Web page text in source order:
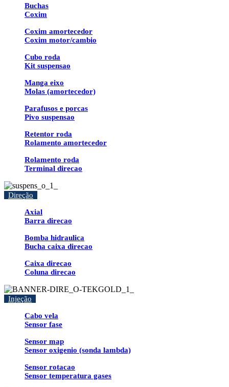
Buchas
Coxim
Coxim amortecedor
Coxim motor/cambio
Cubo roda
Kit suspensao
Manga eixo
Molas (amortecedor)
Parafusos e porcas
Pivo suspensao
Retentor roda
Rolamento amortecedor
Rolamento roda
Terminal direcao
Direção
Axial
Barra direcao
Bomba hidraulica
Bucha caixa direcao
Caixa direcao
Coluna direcao
Injeção
Cabo vela
Sensor fase
Sensor map
Sensor oxigenio (sonda lambda)
Sensor rotacao
Sensor temperatura gases